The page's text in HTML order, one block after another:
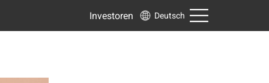
Investoren Deutsch